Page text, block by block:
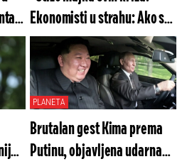
Ekonomisti u strahu: Ako se
ovo dogodi sa dolarom, sve
će pući!
PLANETA
Brutalan gest Kima prema
Putinu, objavljena udarna